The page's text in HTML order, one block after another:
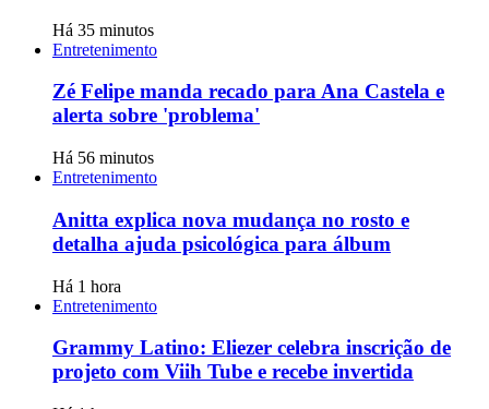
Há 35 minutos
Entretenimento
Zé Felipe manda recado para Ana Castela e
alerta sobre 'problema'
Há 56 minutos
Entretenimento
Anitta explica nova mudança no rosto e
detalha ajuda psicológica para álbum
Há 1 hora
Entretenimento
Grammy Latino: Eliezer celebra inscrição de
projeto com Viih Tube e recebe invertida